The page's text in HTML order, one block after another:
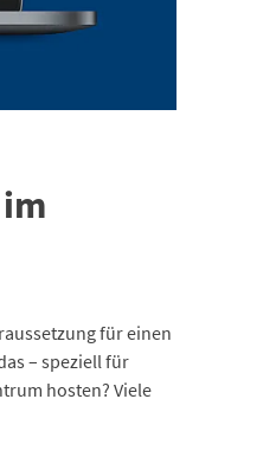
für einen
– speziell für
hosten? Viele